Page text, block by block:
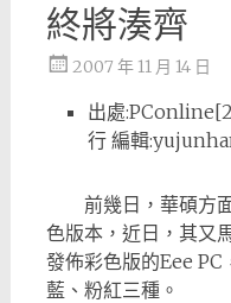
終將湊齊
2007 年 11 月 14 日
出處
行 編輯
前幾日，華碩方面
色版本，近日，其又
發佈彩色版的Eee
藍、粉紅三種。